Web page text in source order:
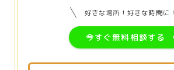
好きな場所！好きな時間に！
今すぐ無料相談する